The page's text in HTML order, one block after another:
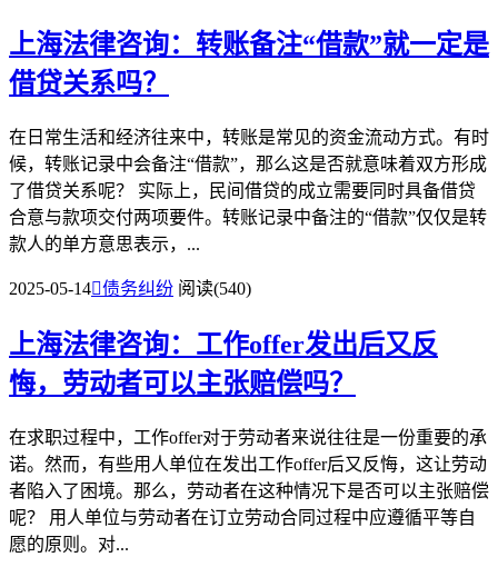
上海法律咨询：转账备注“借款”就一定是
借贷关系吗？
在日常生活和经济往来中，转账是常见的资金流动方式。有时
候，转账记录中会备注“借款”，那么这是否就意味着双方形成
了借贷关系呢？ 实际上，民间借贷的成立需要同时具备借贷
合意与款项交付两项要件。转账记录中备注的“借款”仅仅是转
款人的单方意思表示，...
2025-05-14债务纠纷 阅读(540)
上海法律咨询：工作offer发出后又反
悔，劳动者可以主张赔偿吗？
在求职过程中，工作offer对于劳动者来说往往是一份重要的承
诺。然而，有些用人单位在发出工作offer后又反悔，这让劳动
者陷入了困境。那么，劳动者在这种情况下是否可以主张赔偿
呢？ 用人单位与劳动者在订立劳动合同过程中应遵循平等自
愿的原则。对...